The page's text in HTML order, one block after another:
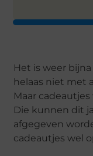
Het is weer
helaas niet met
Maar
Die kunnen dit
afgegeven
cadeautjes wel